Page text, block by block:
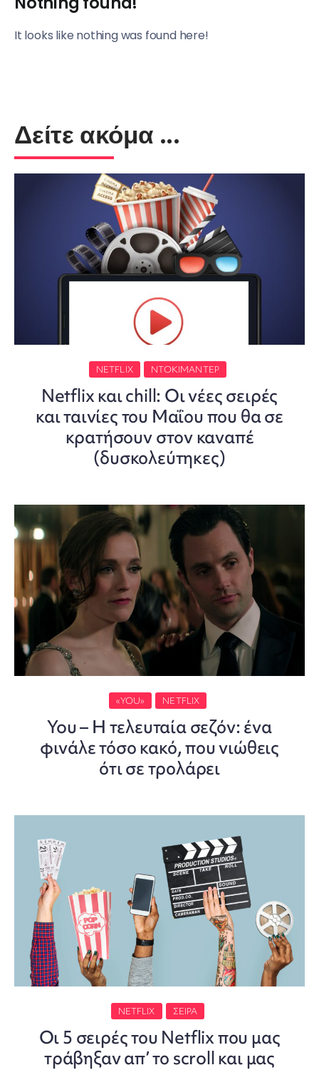
It looks like nothing was found here!
Δείτε ακόμα ...
NETFLIX ΝΤΟΚΙΜΑΝΤΈΡ
Netflix και chill: Οι νέες σειρές
και ταινίες του Μαΐου που θα σε
κρατήσουν στον καναπέ
(δυσκολεύτηκες)
«YOU» NETFLIX
You – Η τελευταία σεζόν: ένα
φινάλε τόσο κακό, που νιώθεις
ότι σε τρολάρει
NETFLIX ΣΕΙΡΑ
Οι 5 σειρές του Netflix που μας
τράβηξαν απ’ το scroll και μας